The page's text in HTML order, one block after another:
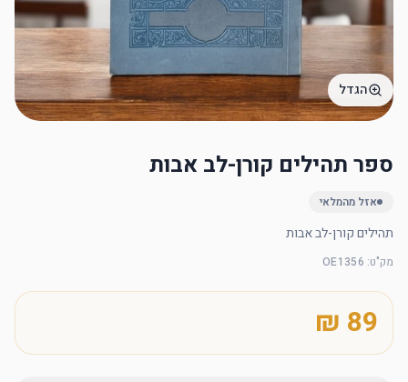
הגדל
ספר תהילים קורן-לב אבות
אזל מהמלאי
תהילים קורן-לב אבות
מק"ט:
OE1356